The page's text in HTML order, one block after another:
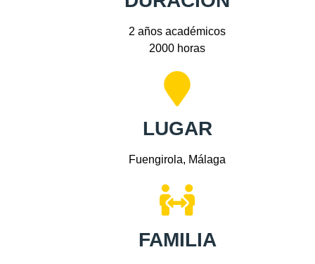
2 años académicos
2000 horas
LUGAR
Fuengirola, Málaga
FAMILIA